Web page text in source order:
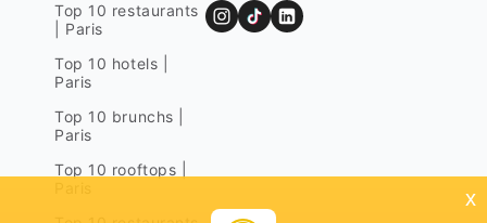
Top 10 restaurants
| Paris
Top 10 hotels |
Paris
Top 10 brunchs |
Paris
Top 10 rooftops |
x